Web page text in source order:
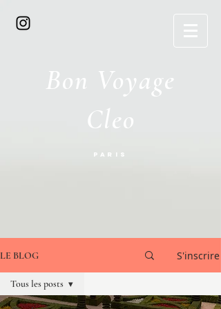
Bon Voyage
Cleo
Paris
LE BLOG S'inscrire
Tous les posts